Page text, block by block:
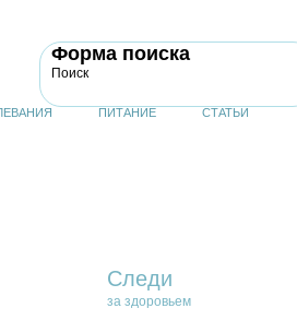
Форма поиска
Поиск
ПИТАНИЕ СТАТЬИ
Следи
за здоровьем